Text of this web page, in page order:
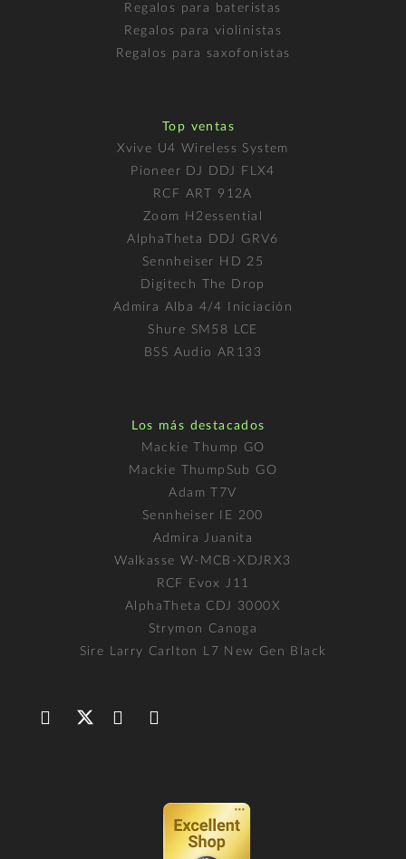
Regalos para bateristas
Regalos para violinistas
Regalos para saxofonistas
Top ventas
Xvive U4 Wireless System
Pioneer DJ DDJ FLX4
RCF ART 912A
Zoom H2essential
AlphaTheta DDJ GRV6
Sennheiser HD 25
Digitech The Drop
Admira Alba 4/4 Iniciación
Shure SM58 LCE
BSS Audio AR133
Los más destacados
Mackie Thump GO
Mackie ThumpSub GO
Adam T7V
Sennheiser IE 200
Admira Juanita
Walkasse W-MCB-XDJRX3
RCF Evox J11
AlphaTheta CDJ 3000X
Strymon Canoga
Sire Larry Carlton L7 New Gen Black